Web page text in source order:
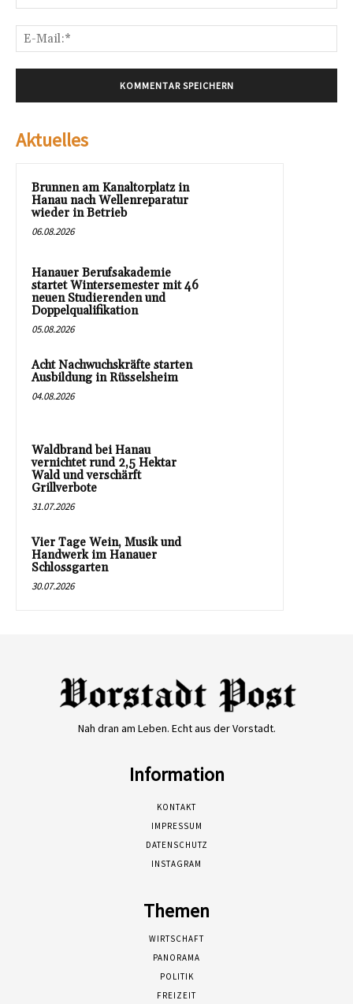
Aktuelles
Brunnen am Kanaltorplatz in
Hanau nach Wellenreparatur
wieder in Betrieb
06.08.2026
Hanauer Berufsakademie
startet Wintersemester mit 46
neuen Studierenden und
Doppelqualifikation
05.08.2026
Acht Nachwuchskräfte starten
Ausbildung in Rüsselsheim
04.08.2026
Waldbrand bei Hanau
vernichtet rund 2,5 Hektar
Wald und verschärft
Grillverbote
31.07.2026
Vier Tage Wein, Musik und
Handwerk im Hanauer
Schlossgarten
30.07.2026
Nah dran am Leben. Echt aus der Vorstadt.
Information
KONTAKT
IMPRESSUM
DATENSCHUTZ
INSTAGRAM
Themen
WIRTSCHAFT
PANORAMA
POLITIK
FREIZEIT